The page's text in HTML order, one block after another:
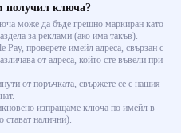
получил ключа?
може да бъде грешно маркиран като
за реклами (ако има такъв).
проверете имейл адреса, свързан с
от адреса, който сте въвели при
от поръчката, свържете се с нашия
изпращаме ключа по имейл в
стават налични).